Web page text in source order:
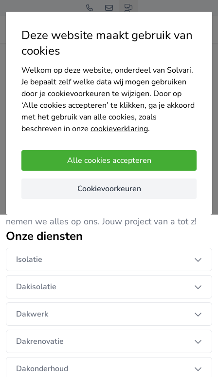
Deze website maakt gebruik van
cookies
Welkom op deze website, onderdeel van Solvari.
Je bepaalt zelf welke data wij mogen gebruiken
door je cookievoorkeuren te wijzigen. Door op
‘Alle cookies accepteren’ te klikken, ga je akkoord
met het gebruik van alle cookies, zoals
beschreven in onze cookieverklaring.
Alle cookies accepteren
Cookievoorkeuren
Home Bedrijven overzicht
Bulotte
(7 reviews)
Geen zin in de sleur van vergunningen voor jouw
nemen we alles op ons. Jouw project van a tot z!
Onze diensten
Isolatie
Dakisolatie
Dakwerk
Dakrenovatie
Dakonderhoud